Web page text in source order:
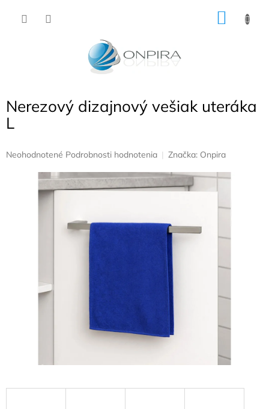
Nerezový dizajnový vešiak uteráka
L
Priemerné
produktu
Neohodnotené Podrobnosti hodnotenia Značka: Onpira